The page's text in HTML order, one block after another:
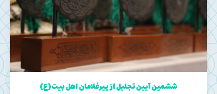
ششمین آیین تجلیل از پیرغلامان اهل بیت(ع)